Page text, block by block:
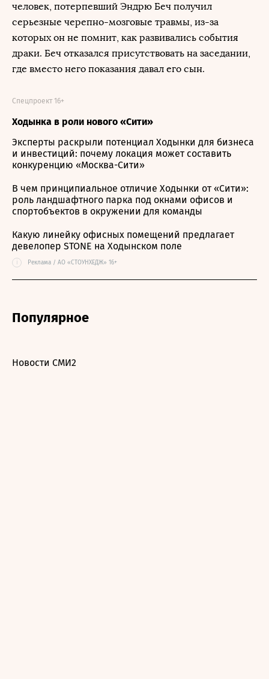
человек, потерпевший Эндрю Беч получил
серьезные черепно-мозговые травмы, из-за
которых он не помнит, как развивались события
драки. Беч отказался присутствовать на заседании,
где вместо него показания давал его сын.
Ходынка в роли нового «Сити»
Спецпроект 16+
Эксперты раскрыли потенциал Ходынки для бизнеса
и инвестиций: почему локация может составить
конкуренцию «Москва-Сити»
В чем принципиальное отличие Ходынки от «Сити»:
роль ландшафтного парка под окнами офисов и
спортобъектов в окружении для команды
Какую линейку офисных помещений предлагает
девелопер STONE на Ходынском поле
i Реклама / АО «СТОУНХЕДЖ» 16+
Популярное
Новости СМИ2